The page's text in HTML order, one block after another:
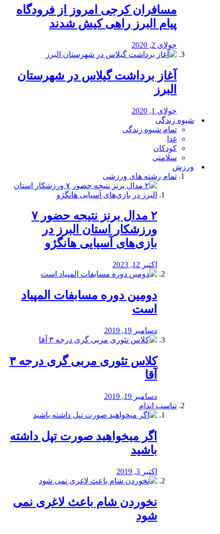
مسافران کرجی امروز از فرودگاه
پیام البرز راهی کیش شدند
جولای 2, 2020
آغاز برداشت گیلاس در شهرستان
البرز
جولای 1, 2020
شیوه زندگی
تمام شیوه زندگی
غذا
کودکان
سلامتی
ورزش
تمام رشته های ورزشی
۲ مدال برنز نتیجه حضور ۷
ورزشکار استان البرز در
بازی‌های آسیایی هانگژو
اکتبر 12, 2023
دومین دوره مسابفات المپیاد
است
دسامبر 19, 2019
کلاس تئوری مربی گری درجه ۳
آقا
دسامبر 19, 2019
تناسب اندام
اگر میخواهید صورت تپل داشته
باشید
اکتبر 3, 2019
نخوردن شام باعث لاغری نمی
‌شود